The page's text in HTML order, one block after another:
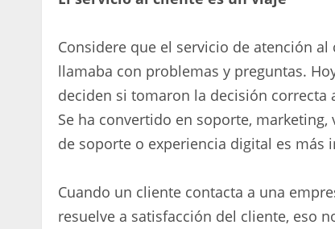
Considere que el servicio de atención
llamaba con problemas y preguntas.
deciden si tomaron la decisión
Se ha convertido en soporte,
de soporte o experiencia digital es más
Cuando un cliente contacta a una
resuelve a satisfacción del cliente, eso